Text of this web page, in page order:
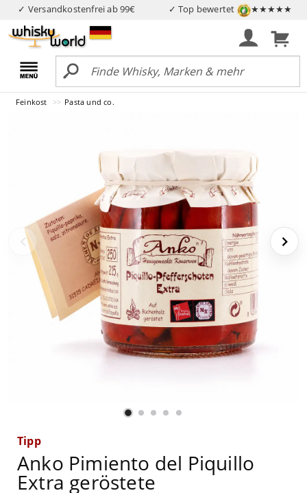
✓ Versandkostenfrei ab 99€ ✓ Top bewertet ★★★★★
Feinkost Pasta und co.
Tipp
Anko Pimiento del Piquillo
Extra geröstete